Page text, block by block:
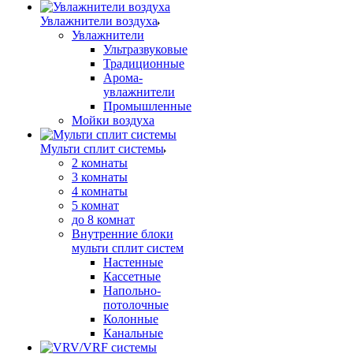
Увлажнители воздуха
Увлажнители
Ультразвуковые
Традиционные
Арома-
увлажнители
Промышленные
Мойки воздуха
Мульти сплит системы
2 комнаты
3 комнаты
4 комнаты
5 комнат
до 8 комнат
Внутренние блоки
мульти сплит систем
Настенные
Кассетные
Напольно-
потолочные
Колонные
Канальные